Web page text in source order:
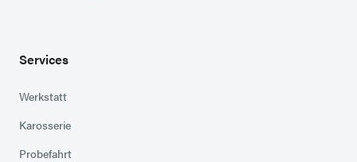
Services
Werkstatt
Karosserie
Probefahrt